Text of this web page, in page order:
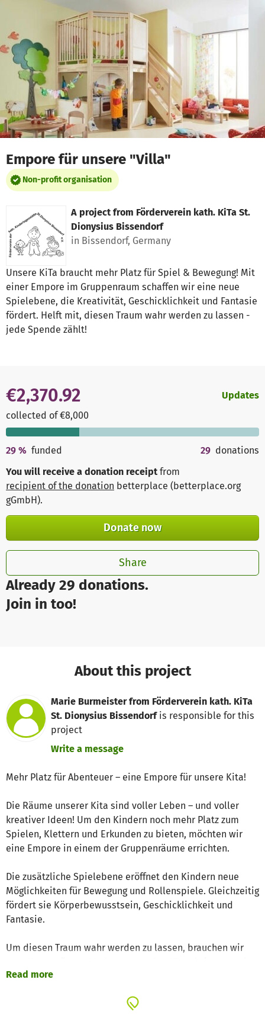
Skip to main content
Show accessibility statement
Empore für unsere "Villa"
Non-profit organisation
A project from Förderverein kath. KiTa St.
Dionysius Bissendorf
in Bissendorf, Germany
Unsere KiTa braucht mehr Platz für Spiel & Bewegung! Mit
einer Empore im Gruppenraum schaffen wir eine neue
Spielebene, die Kreativität, Geschicklichkeit und Fantasie
fördert. Helft mit, diesen Traum wahr werden zu lassen -
jede Spende zählt!
Already 29 donations.
Join in too!
€2,370.92
collected of €8,000
Updates
29 % funded 29 donations
You will receive a donation receipt from
recipient of the donation betterplace (betterplace.org
gGmbH).
Donate now
Share
About this project
Marie Burmeister from Förderverein kath. KiTa
St. Dionysius Bissendorf is responsible for this
project
Write a message
Mehr Platz für Abenteuer – eine Empore für unsere Kita!
Die Räume unserer Kita sind voller Leben – und voller
kreativer Ideen! Um den Kindern noch mehr Platz zum
Spielen, Klettern und Erkunden zu bieten, möchten wir
eine Empore in einem der Gruppenräume errichten.
Die zusätzliche Spielebene eröffnet den Kindern neue
Möglichkeiten für Bewegung und Rollenspiele. Gleichzeitig
fördert sie Körperbewusstsein, Geschicklichkeit und
Fantasie.
Um diesen Traum wahr werden zu lassen, brauchen wir
Umsetzung ein Stück näher. Gemeinsam können wir den
Read more